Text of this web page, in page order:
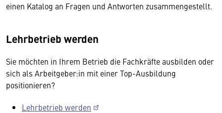
einen Katalog an Fragen und Antworten zusammengestellt.
Lehrbetrieb werden
Sie möchten in Ihrem Betrieb die Fachkräfte ausbilden oder
sich als Arbeitgeber:in mit einer Top-Ausbildung
positionieren?
Lehrbetrieb werden